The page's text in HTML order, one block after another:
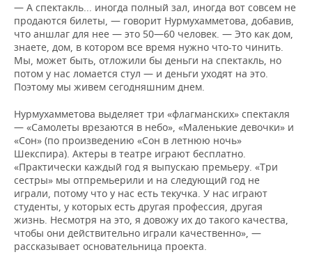
— А спектакль... иногда полный зал, иногда вот совсем не
продаются билеты, — говорит Нурмухамметова, добавив,
что аншлаг для нее — это 50—60 человек. — Это как дом,
знаете, дом, в котором все время нужно что-то чинить.
Мы, может быть, отложили бы деньги на спектакль, но
потом у нас ломается стул — и деньги уходят на это.
Поэтому мы живем сегодняшним днем.
Нурмухамметова выделяет три «флагманских» спектакля
— «Самолеты врезаются в небо», «Маленькие девочки» и
«Сон» (по произведению «Сон в летнюю ночь»
Шекспира). Актеры в театре играют бесплатно.
«Практически каждый год я выпускаю премьеру. «Три
сестры» мы отпремьерили и на следующий год не
играли, потому что у нас есть текучка. У нас играют
студенты, у которых есть другая профессия, другая
жизнь. Несмотря на это, я довожу их до такого качества,
чтобы они действительно играли качественно», —
рассказывает основательница проекта.